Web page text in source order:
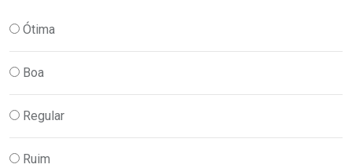
Ótima
Boa
Regular
Ruim